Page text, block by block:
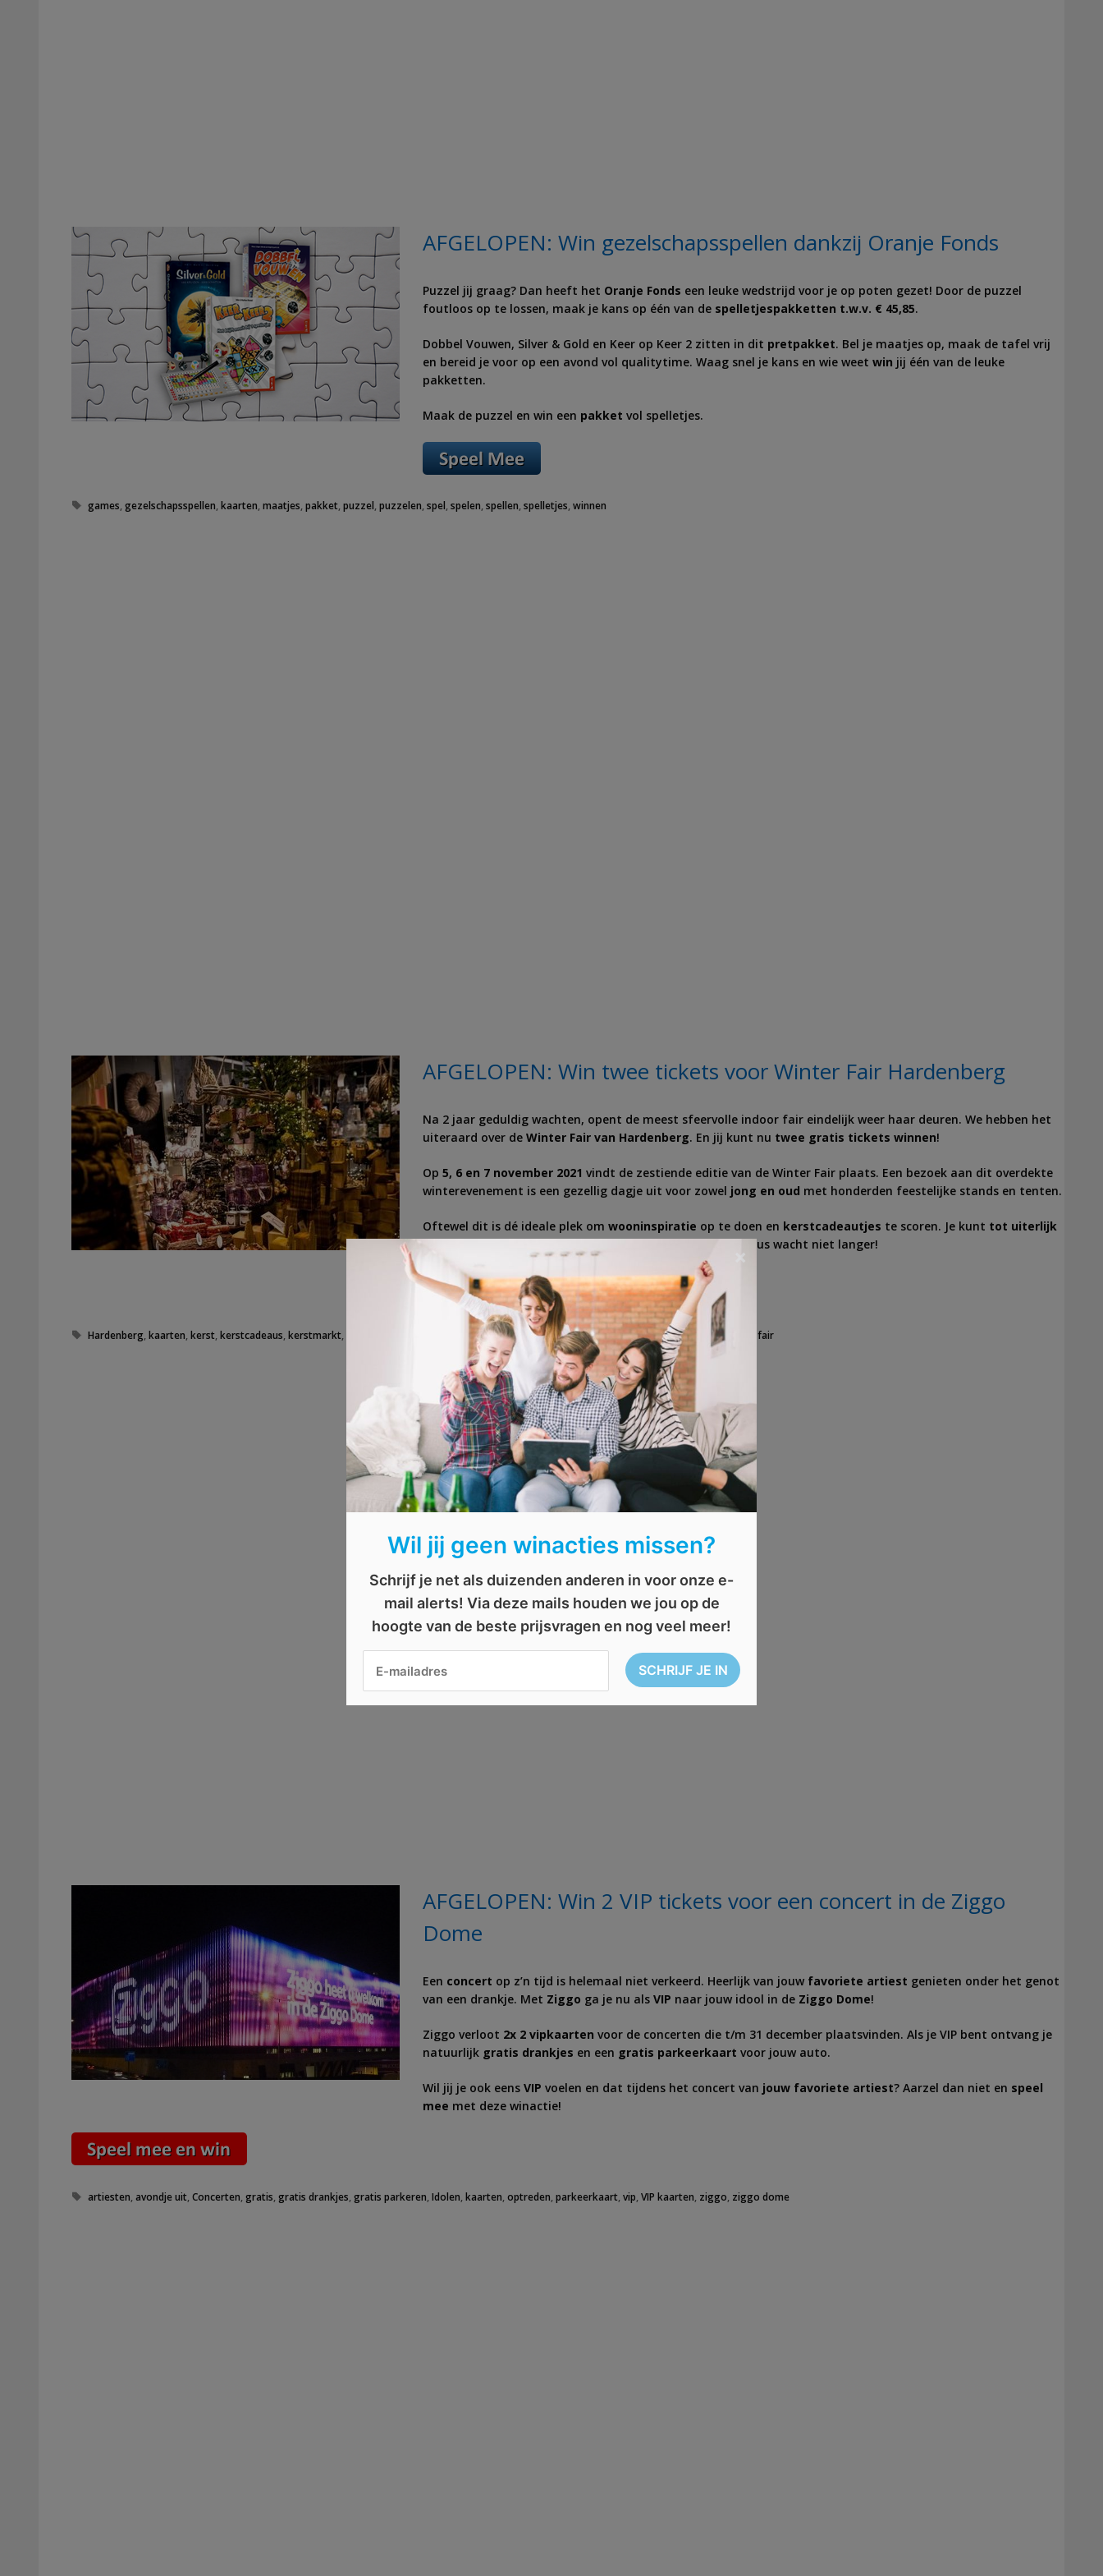
AFGELOPEN: Win gezelschapsspellen dankzij Oranje Fonds
Puzzel jij graag? Dan heeft het Oranje Fonds een leuke wedstrijd voor je op poten gezet! Door de puzzel
foutloos op te lossen, maak je kans op één van de spelletjespakketten t.w.v. € 45,85.
Dobbel Vouwen, Silver & Gold en Keer op Keer 2 zitten in dit pretpakket. Bel je maatjes op, maak de tafel vrij
en bereid je voor op een avond vol qualitytime. Waag snel je kans en wie weet win jij één van de leuke
pakketten.
Maak de puzzel en win een pakket vol spelletjes.
Tags
games,gezelschapsspellen,kaarten,maatjes,pakket,puzzel,puzzelen,spel,spelen,spellen,spelletjes,winnen
AFGELOPEN: Win twee tickets voor Winter Fair Hardenberg
Na 2 jaar geduldig wachten, opent de meest sfeervolle indoor fair eindelijk weer haar deuren. We hebben het
uiteraard over de Winter Fair van Hardenberg. En jij kunt nu twee gratis tickets winnen!
Op 5, 6 en 7 november 2021 vindt de zestiende editie van de Winter Fair plaats. Een bezoek aan dit overdekte
winterevenement is een gezellig dagje uit voor zowel jong en oud met honderden feestelijke stands en tenten.
Oftewel dit is dé ideale plek om wooninspiratie op te doen en kerstcadeautjes te scoren. Je kunt tot uiterlijk
meedoen met deze geweldige winactie, dus wacht niet langer!
Tags
Hardenberg ,kaarten ,kerst ,kerstcadeaus ,kerstmarkt ,toegangskaarten,toegangstickets,winactie, winter, winter fair
AFGELOPEN: Win 2 VIP tickets voor een concert in de Ziggo
Dome
Een concert op z’n tijd is helemaal niet verkeerd. Heerlijk van jouw favoriete artiest genieten onder het genot
van een drankje. Met Ziggo ga je nu als VIP naar jouw idool in de Ziggo Dome!
Ziggo verloot 2x 2 vipkaarten voor de concerten die t/m 31 december plaatsvinden. Als je VIP bent ontvang je
natuurlijk gratis drankjes en een gratis parkeerkaart voor jouw auto.
Wil jij je ook eens VIP voelen en dat tijdens het concert van jouw favoriete artiest? Aarzel dan niet en speel
mee met deze winactie!
Tags
artiesten ,avondje uit ,Concerten ,gratis ,gratis drankjes ,gratis parkeren ,Idolen ,kaarten ,optreden ,parkeerkaart ,vip ,VIP kaarten ziggo ziggo dome
Wil jij geen winacties missen?
Schrijf je net als duizenden anderen in voor onze e-
mail alerts! Via deze mails houden we jou op de
hoogte van de beste prijsvragen en nog veel meer!
×